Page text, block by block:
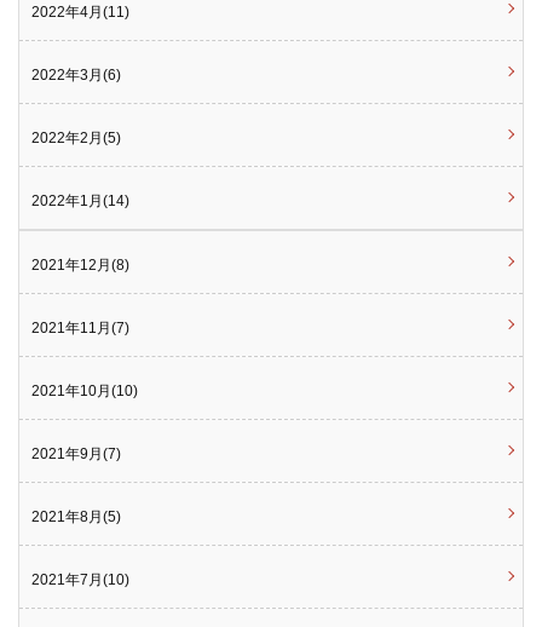
2022年4月(11)
2022年3月(6)
2022年2月(5)
2022年1月(14)
2021年12月(8)
2021年11月(7)
2021年10月(10)
2021年9月(7)
2021年8月(5)
2021年7月(10)